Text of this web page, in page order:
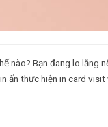
nào? Bạn đang lo lắng
ấn thực hiện in card